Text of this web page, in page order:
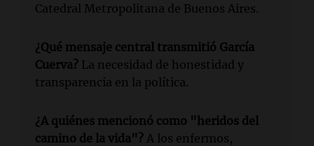
Catedral Metropolitana de Buenos Aires.
¿Qué mensaje central transmitió García
Cuerva? La necesidad de honestidad y
transparencia en la política.
¿A quiénes mencionó como "heridos del
camino de la vida"? A los enfermos,